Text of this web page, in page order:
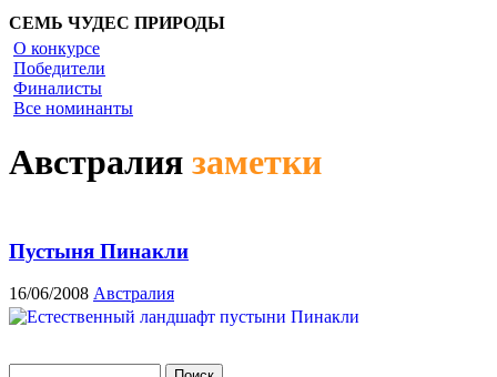
СЕМЬ ЧУДЕС ПРИРОДЫ
О конкурсе
Победители
Финалисты
Все номинанты
Австралия заметки
Пустыня Пинакли
16/06/2008 Австралия